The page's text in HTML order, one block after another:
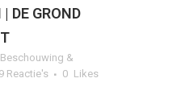
DE GROND
Beschouwing &
9 Reactie's 0 Likes